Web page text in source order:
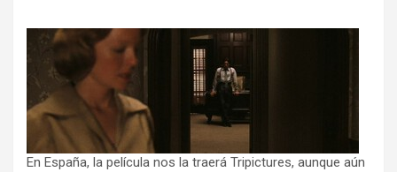
En España, la película nos la traerá Tripictures, aunque aún